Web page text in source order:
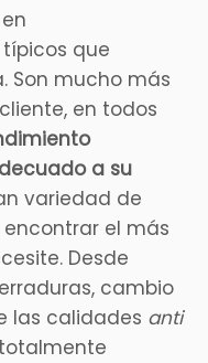
típicos que
Son mucho más
en todos
a su
variedad de
el más
Desde
cambio
las calidades anti